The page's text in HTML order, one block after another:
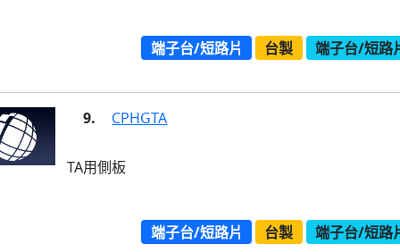
端子台/短路片 台製 端子台/短路
9. CPHGTA
TA用側板
端子台/短路片 台製 端子台/短路